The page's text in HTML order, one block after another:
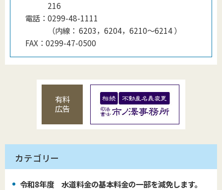
216
電話： 0299-48-1111
（内線 ： 6203，6204，6210〜6214）
FAX： 0299-47-0500
有料
広告
カテゴリー
令和8年度 水道料金の基本料金の一部を減免します。